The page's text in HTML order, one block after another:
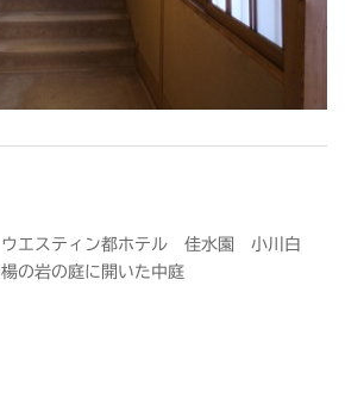
ウエスティン都ホテル 佳水園 小川白
楊の岩の庭に開いた中庭